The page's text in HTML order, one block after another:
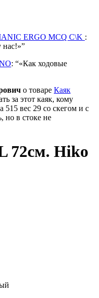
ERGO MCQ C\K :
:
«Как ходовые
о товаре Каяк
за этот каяк, кому
515 вес 29 со скегом и с
но в стоке не
72см. Hiko